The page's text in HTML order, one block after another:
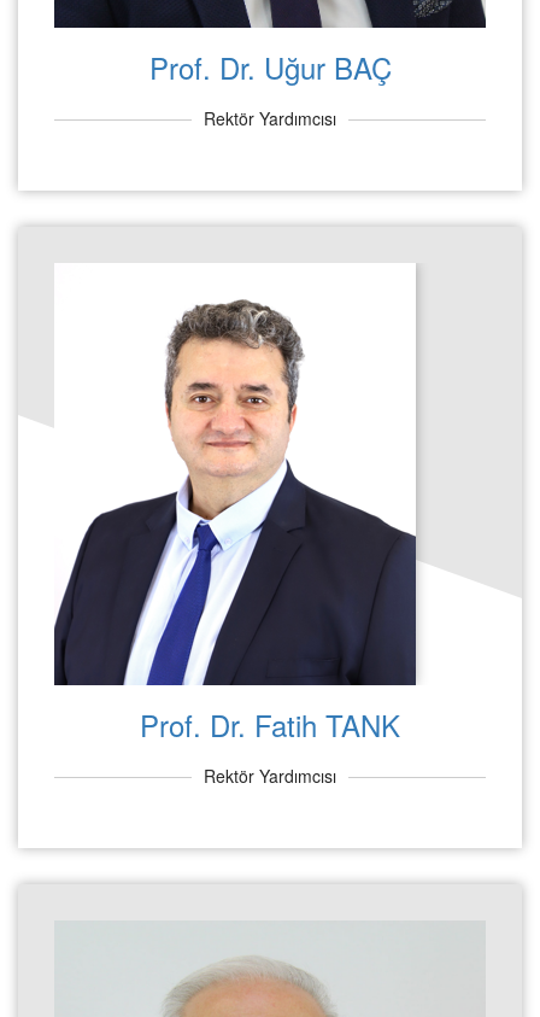
Prof. Dr. Uğur BAÇ
Rektör Yardımcısı
Prof. Dr. Fatih TANK
Rektör Yardımcısı